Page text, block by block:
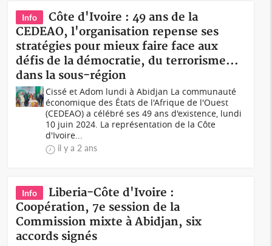
Info
Côte d'Ivoire : 49 ans de la
CEDEAO, l'organisation repense ses
stratégies pour mieux faire face aux
défis de la démocratie, du terrorisme...
dans la sous-région
Cissé et Adom lundi à Abidjan La communauté
économique des États de l'Afrique de l'Ouest
(CEDEAO) a célébré ses 49 ans d'existence, lundi
10 juin 2024. La représentation de la Côte
d'Ivoire...
il y a 2 ans
Info
Liberia-Côte d'Ivoire :
Coopération, 7e session de la
Commission mixte à Abidjan, six
accords signés